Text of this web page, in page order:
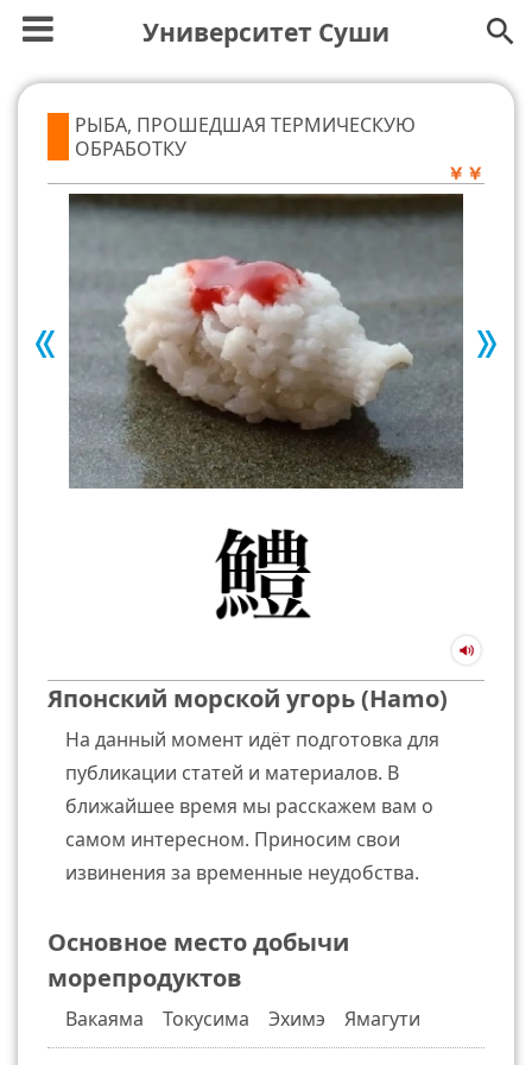
Университет Суши
РЫБА, ПРОШЕДШАЯ ТЕРМИЧЕСКУЮ
ОБРАБОТКУ
Японский морской угорь (Hamo)
На данный момент идёт подготовка для
публикации статей и материалов. В
ближайшее время мы расскажем вам о
самом интересном. Приносим свои
извинения за временные неудобства.
Основное место добычи
морепродуктов
Вакаяма Токусима Эхимэ Ямагути